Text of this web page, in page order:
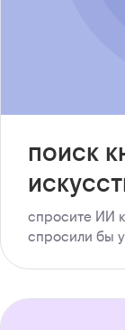
поиск
спросите ИИ
спросили бы